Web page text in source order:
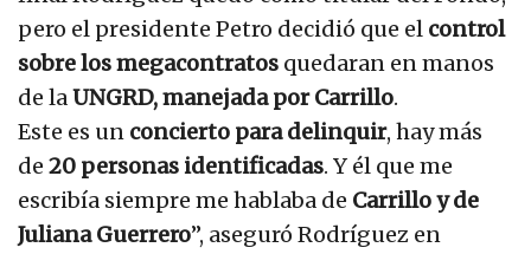
pero el presidente Petro decidió que el control
sobre los megacontratos quedaran en manos
de laUNGRD, manejada por Carrillo.
Este es un concierto para delinquir, hay más
de 20 personas identificadas. Y él que me
escribía siempre me hablaba de Carrillo y de
Juliana Guerrero”, aseguró Rodríguez en